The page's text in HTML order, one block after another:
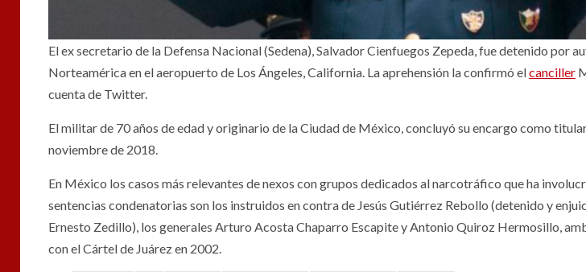
El ex secretario de la Defensa Nacional (Sedena), Salvador Cienfuegos Zepeda, fue detenido por
Norteamérica en el aeropuerto de Los Ángeles, California. La aprehensión la confirmó elcanciller
cuenta de Twitter.
El militar de 70 años de edad y originario de la Ciudad de México, concluyó su encargo como
noviembre de 2018.
En México los casos más relevantes de nexos con grupos dedicados al narcotráfico que ha
sentencias condenatorias son los instruidos en contra de Jesús Gutiérrez Rebollo (detenido y
Ernesto Zedillo), los generales Arturo Acosta Chaparro Escapite y Antonio Quiroz Hermosillo,
con el Cártel de Juárez en 2002.